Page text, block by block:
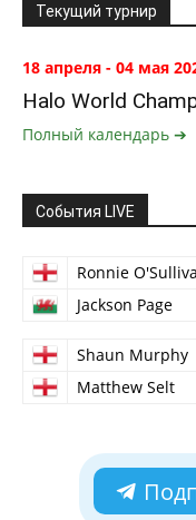
Текущий турнир
18 апреля - 04 мая
Halo World
Полный календарь ➔
События LIVE
Ronnie
Jackson Page
Shaun Murphy
Matthew Selt